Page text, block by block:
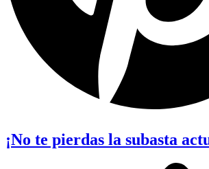
¡No te pierdas la subasta